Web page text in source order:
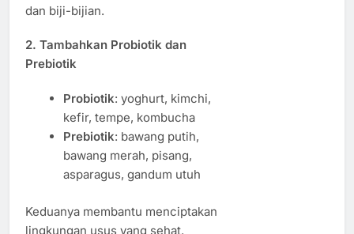
dan biji-bijian.
2. Tambahkan Probiotik dan
Prebiotik
Probiotik: yoghurt, kimchi,
kefir, tempe, kombucha
Prebiotik: bawang putih,
bawang merah, pisang,
asparagus, gandum utuh
Keduanya membantu menciptakan
lingkungan usus yang sehat.